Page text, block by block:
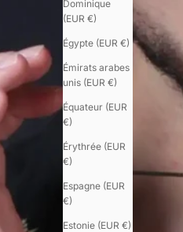
Dominique
(EUR €)
Égypte (EUR €)
Émirats arabes
unis (EUR €)
Équateur (EUR
€)
Érythrée (EUR
€)
Espagne (EUR
€)
Estonie (EUR €)